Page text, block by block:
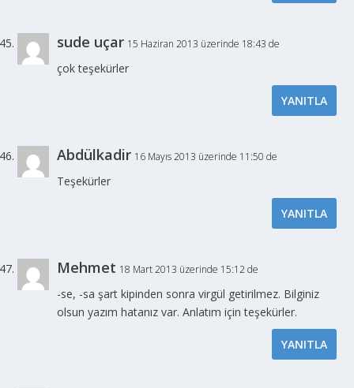
sude uçar 15 Haziran 2013 üzerinde 18:43 de
çok teşekürler
YANITLA
Abdülkadir 16 Mayıs 2013 üzerinde 11:50 de
Teşekürler
YANITLA
Mehmet 18 Mart 2013 üzerinde 15:12 de
-se, -sa şart kipinden sonra virgül getirilmez. Bilginiz
olsun yazım hatanız var. Anlatım için teşekürler.
YANITLA